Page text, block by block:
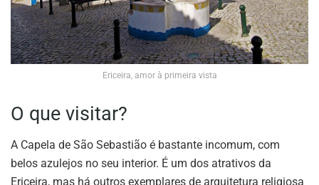
Ericeira, amor à primeira vista
O que visitar?
A Capela de São Sebastião é bastante incomum, com
belos azulejos no seu interior. É um dos atrativos da
Ericeira, mas há outros exemplares de arquitetura religiosa